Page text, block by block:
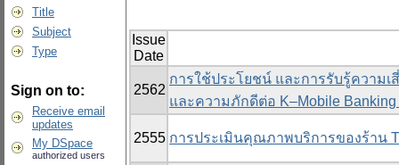
Title
Subject
Type
Sign on to:
Receive email
updates
My DSpace
authorized users
Issue
Date
2562
การใช้ประโยชน์ และการรับรู้ความเ
และความภักดีต่อ K–Mobile
2555 การประเมินคุณภาพบริการของร้าน